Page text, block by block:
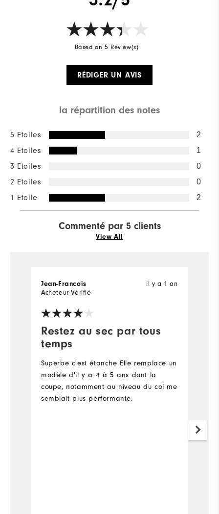
Based on 5 Review(s)
RÉDIGER UN AVIS
la répartition des notes
5 Etoiles 2
4 Etoiles 1
3 Etoiles 0
2 Etoiles 0
1 Etoile 2
Commenté par 5 clients
View All
Restez au sec par tous
temps
il y a 1 an
Jean-Francois
Acheteur Vérifié
Superbe c'est étanche Elle remplace un
modèle d'il y a 4 à 5 ans dont la
coupe, notamment au niveau du col me
semblait plus performante.